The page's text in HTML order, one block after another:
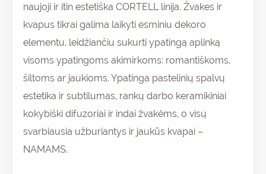
naujoji ir itin estetiška CORTELL linija. Žvakes ir
kvapus tikrai galima laikyti esminiu dekoro
elementu, leidžiančiu sukurti ypatingą aplinką
visoms ypatingoms akimirkoms: romantiškoms,
šiltoms ar jaukioms. Ypatinga pastelinių spalvų
estetika ir subtilumas, rankų darbo keramikiniai
kokybiški difuzoriai ir indai žvakėms, o visų
svarbiausia užburiantys ir jaukūs kvapai –
NAMAMS.